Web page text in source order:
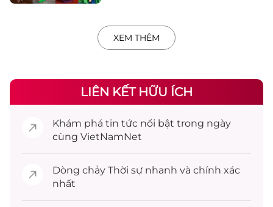
XEM THÊM
LIÊN KẾT HỮU ÍCH
Khám phá tin tức nổi bật trong ngày
cùng VietNamNet
Dòng chảy Thời sự nhanh và chính xác
nhất